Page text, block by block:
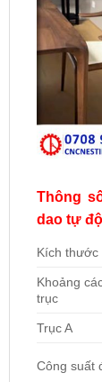
Thông
dao tự
Kích thước
Khoảng
trục
Trục A
Công suất